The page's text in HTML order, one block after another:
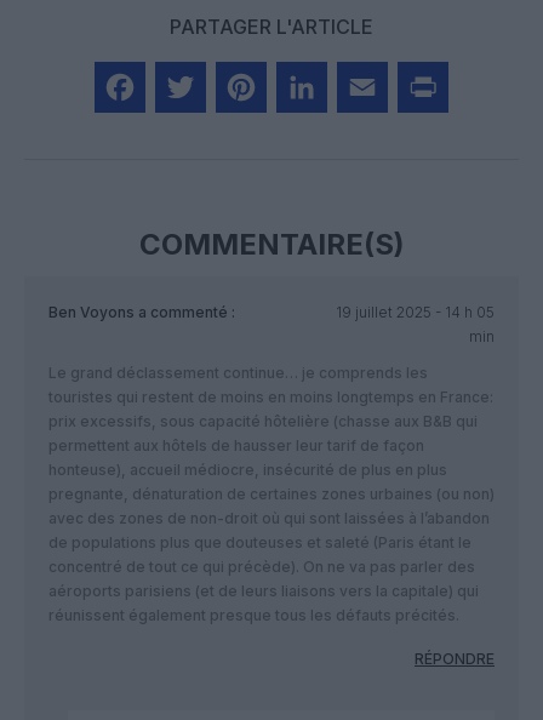
PARTAGER L'ARTICLE
COMMENTAIRE(S)
Ben Voyons a commenté :
19 juillet 2025 - 14 h 05
min
Le grand déclassement continue… je comprends les
touristes qui restent de moins en moins longtemps en France:
prix excessifs, sous capacité hôtelière (chasse aux B&B qui
permettent aux hôtels de hausser leur tarif de façon
honteuse), accueil médiocre, insécurité de plus en plus
pregnante, dénaturation de certaines zones urbaines (ou non)
avec des zones de non-droit où qui sont laissées à l’abandon
de populations plus que douteuses et saleté (Paris étant le
concentré de tout ce qui précède). On ne va pas parler des
aéroports parisiens (et de leurs liaisons vers la capitale) qui
réunissent également presque tous les défauts précités.
RÉPONDRE